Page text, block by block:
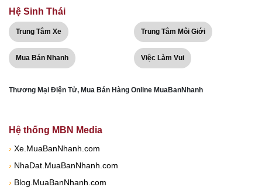
Hệ Sinh Thái
Trung Tâm Xe Trung Tâm Môi Giới
Mua Bán Nhanh Việc Làm Vui
Thương Mại Điện Tử, Mua Bán Hàng Online MuaBanNhanh
Hệ thống MBN Media
› Xe.MuaBanNhanh.com
› NhaDat.MuaBanNhanh.com
› Blog.MuaBanNhanh.com